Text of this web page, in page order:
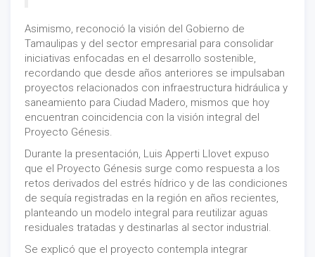
Asimismo, reconoció la visión del Gobierno de
Tamaulipas y del sector empresarial para consolidar
iniciativas enfocadas en el desarrollo sostenible,
recordando que desde años anteriores se impulsaban
proyectos relacionados con infraestructura hidráulica y
saneamiento para Ciudad Madero, mismos que hoy
encuentran coincidencia con la visión integral del
Proyecto Génesis.
Durante la presentación, Luis Apperti Llovet expuso
que el Proyecto Génesis surge como respuesta a los
retos derivados del estrés hídrico y de las condiciones
de sequía registradas en la región en años recientes,
planteando un modelo integral para reutilizar aguas
residuales tratadas y destinarlas al sector industrial.
Se explicó que el proyecto contempla integrar